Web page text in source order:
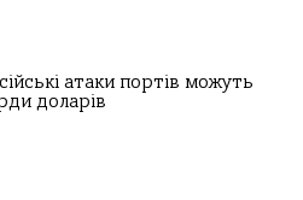
атаки портів можуть
доларів